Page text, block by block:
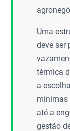
Uma
deve ser
térmica
a
mínimas
até a
gestão